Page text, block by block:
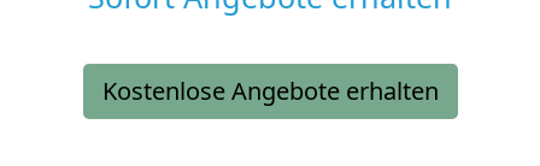
Kostenlose Angebote erhalten